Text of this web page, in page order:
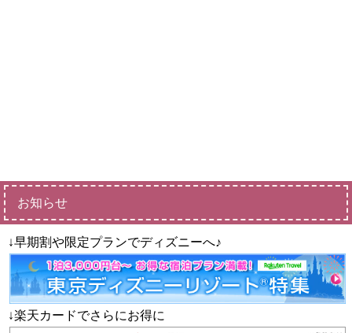
お知らせ
↓早期割や限定プランでディズニーへ♪
↓楽天カードでさらにお得に